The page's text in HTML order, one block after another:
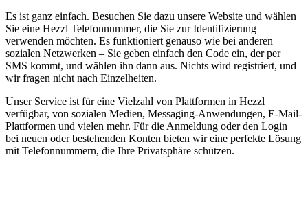
Es ist ganz einfach. Besuchen Sie dazu unsere Website und wählen
Sie eine Hezzl Telefonnummer, die Sie zur Identifizierung
verwenden möchten. Es funktioniert genauso wie bei anderen
sozialen Netzwerken – Sie geben einfach den Code ein, der per
SMS kommt, und wählen ihn dann aus. Nichts wird registriert, und
wir fragen nicht nach Einzelheiten.
Unser Service ist für eine Vielzahl von Plattformen in Hezzl
verfügbar, von sozialen Medien, Messaging-Anwendungen, E-Mail-
Plattformen und vielen mehr. Für die Anmeldung oder den Login
bei neuen oder bestehenden Konten bieten wir eine perfekte Lösung
mit Telefonnummern, die Ihre Privatsphäre schützen.